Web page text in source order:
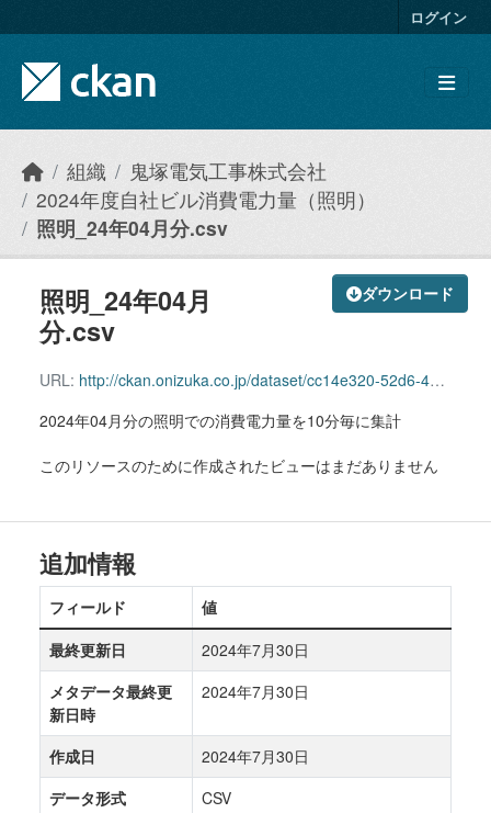
ログイン
組織
鬼塚電気工事株式会社
2024年度自社ビル消費電力量（照明）
照明_24年04月分.csv
ダウンロード
照明_24年04月
分.csv
URL: http://ckan.onizuka.co.jp/dataset/cc14e320-52d6-40a3-8c97-445545744e91/resource/f830bfad-95eb-41e2-a6b8-0b68b4458a28/download/illumination_2404.csv
2024年04月分の照明での消費電力量を10分毎に集計
このリソースのために作成されたビューはまだありません
追加情報
フィールド
値
最終更新日
2024年7月30日
メタデータ最終更
新日時
2024年7月30日
作成日
2024年7月30日
データ形式
CSV